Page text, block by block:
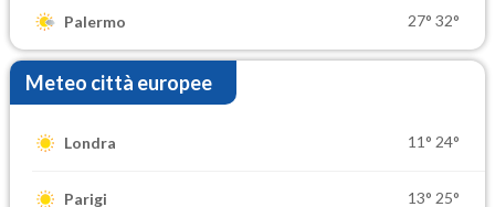
Palermo 27° 32°
Meteo città europee
Londra 11° 24°
Parigi 13° 25°